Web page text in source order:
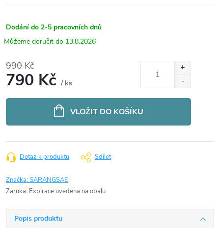
Dodání do 2-5 pracovních dnů
13.8.2026
990 Kč
790 Kč / ks
VLOŽIT DO KOŠÍKU
Dotaz k produktu Sdílet
Značka:SARANGSAE
Záruka: Expirace uvedena na obalu
Popis produktu